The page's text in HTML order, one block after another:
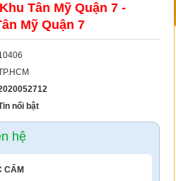
Tân Mỹ Quận 7 -
Mỹ Quận 7
nổi bật
hệ
CẨM